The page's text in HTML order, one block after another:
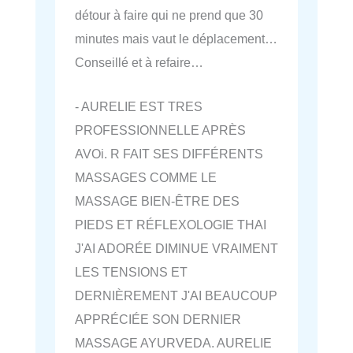
détour à faire qui ne prend que 30
minutes mais vaut le déplacement…
Conseillé et à refaire…
- AURELIE EST TRES
PROFESSIONNELLE APRÈS
AVOi. R FAIT SES DIFFÉRENTS
MASSAGES COMME LE
MASSAGE BIEN-ÊTRE DES
PIEDS ET RÉFLEXOLOGIE THAI
J'AI ADORÉE DIMINUE VRAIMENT
LES TENSIONS ET
DERNIÈREMENT J'AI BEAUCOUP
APPRÉCIÉE SON DERNIER
MASSAGE AYURVEDA. AURELIE